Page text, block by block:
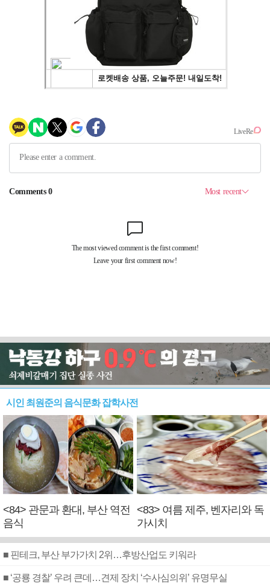
시인 최원준의 음식문화 잡학사전
<84> 관문과 환대, 부산 역전
음식
<83> 여름 제주, 벤자리와 독
가시치
■ 핀테크, 부산 부가가치 2위…후방산업도 키워라
■ ‘공룡 경찰’ 우려 큰데…견제 장치 ‘수사심의위’ 유명무실